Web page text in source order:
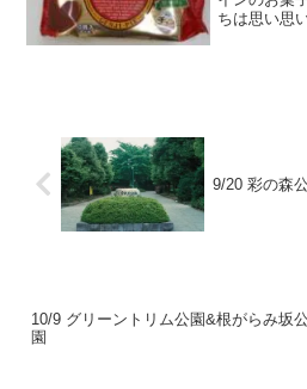
ちは思い思
9/20 彩の
10/9 グリーントリム公園&根がらみ坂公
園